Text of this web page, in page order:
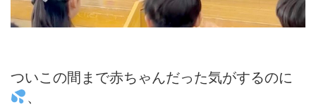
ついこの間まで赤ちゃんだった気がするのに
、